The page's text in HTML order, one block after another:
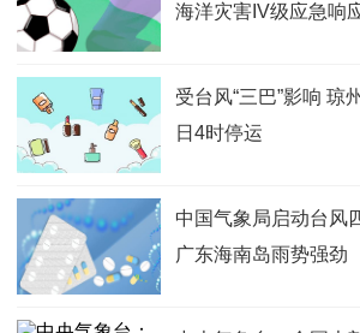
海洋灾害IV级应急响
受台风“三巴”影响 琼
日4时停运
中国气象局启动台风
广东海南岛雨势强劲